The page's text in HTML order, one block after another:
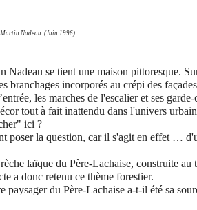
Nadeau. (Juin 1996)
Nadeau se tient une maison pittoresque.
branchages incorporés au crépi des
les marches de l'escalier et ses
tout à fait inattendu dans l'univers
ici ?
poser la question, car il s'agit en effet …
laïque du Père-Lachaise, construite au
a donc retenu ce thème forestier.
paysager du Père-Lachaise a-t-il été sa